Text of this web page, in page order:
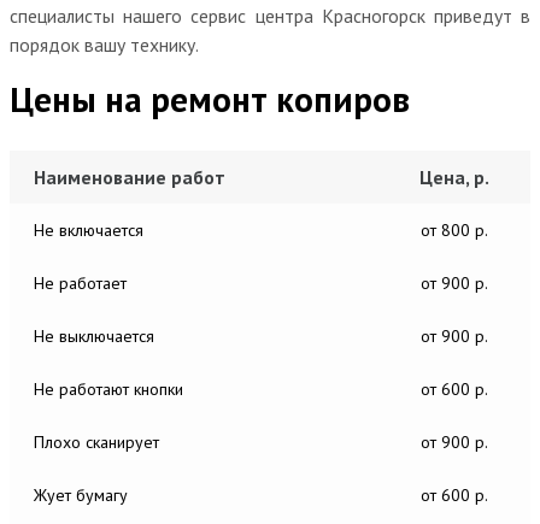
специалисты нашего сервис центра Красногорск приведут в
порядок вашу технику.
Цены на ремонт копиров
Наименование работ Цена, р.
Не включается от 800 р.
Не работает от 900 р.
Не выключается от 900 р.
Не работают кнопки от 600 р.
Плохо сканирует от 900 р.
Жует бумагу от 600 р.